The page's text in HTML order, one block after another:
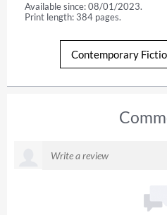
Available since: 08/01/2023.
Print length: 384 pages.
Contemporary